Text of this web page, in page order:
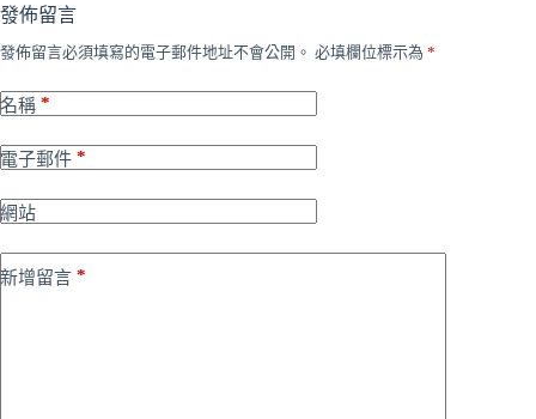
發佈留言
發佈留言必須填寫的電子郵件地址不會公開。 必填欄位標示為 *
名稱 *
電子郵件 *
網站
新增留言 *